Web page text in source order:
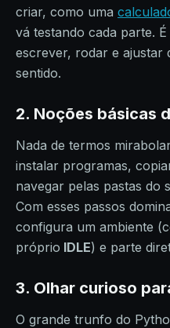
criar, como uma
vá testando cada parte.
escrever, rodar e ajustar
sentido.
2. Noções básicas
Nada de termos
instalar programas,
navegar pelas pastas do
Com esses passos
configura um ambiente
próprio IDLE) e parte
3. Olhar curioso
O grande trunfo do